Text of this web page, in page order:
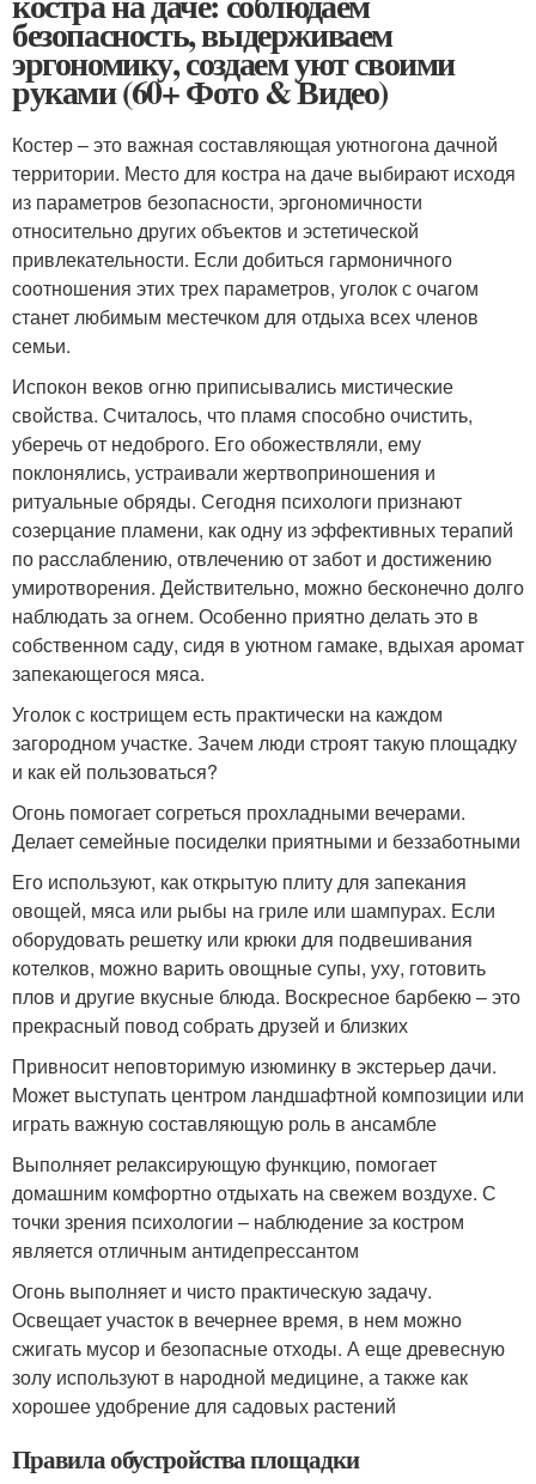
безопасность, выдерживаем
эргономику, создаем уют своими
руками (60+ Фото & Видео)
Костер – это важная составляющая уютногона дачной
территории. Место для костра на даче выбирают исходя
из параметров безопасности, эргономичности
относительно других объектов и эстетической
привлекательности. Если добиться гармоничного
соотношения этих трех параметров, уголок с очагом
станет любимым местечком для отдыха всех членов
семьи.
Испокон веков огню приписывались мистические
свойства. Считалось, что пламя способно очистить,
уберечь от недоброго. Его обожествляли, ему
поклонялись, устраивали жертвоприношения и
ритуальные обряды. Сегодня психологи признают
созерцание пламени, как одну из эффективных терапий
по расслаблению, отвлечению от забот и достижению
умиротворения. Действительно, можно бесконечно долго
наблюдать за огнем. Особенно приятно делать это в
собственном саду, сидя в уютном гамаке, вдыхая аромат
запекающегося мяса.
Уголок с кострищем есть практически на каждом
загородном участке. Зачем люди строят такую площадку
и как ей пользоваться?
Огонь помогает согреться прохладными вечерами.
Делает семейные посиделки приятными и беззаботными
Его используют, как открытую плиту для запекания
овощей, мяса или рыбы на гриле или шампурах. Если
оборудовать решетку или крюки для подвешивания
котелков, можно варить овощные супы, уху, готовить
плов и другие вкусные блюда. Воскресное барбекю – это
прекрасный повод собрать друзей и близких
Привносит неповторимую изюминку в экстерьер дачи.
Может выступать центром ландшафтной композиции или
играть важную составляющую роль в ансамбле
Выполняет релаксирующую функцию, помогает
домашним комфортно отдыхать на свежем воздухе. С
точки зрения психологии – наблюдение за костром
является отличным антидепрессантом
Огонь выполняет и чисто практическую задачу.
Освещает участок в вечернее время, в нем можно
сжигать мусор и безопасные отходы. А еще древесную
золу используют в народной медицине, а также как
хорошее удобрение для садовых растений
Правила обустройства площадки